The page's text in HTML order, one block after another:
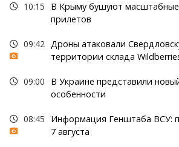
10:15
В Крыму бушуют
прилетов
09:42 Дроны атаковали
территории склада
09:00
В Украине представили
особенности
08:45
Информация Генштаба ВСУ:
7 августа